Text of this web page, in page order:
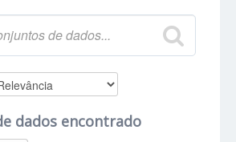
dados encontrado